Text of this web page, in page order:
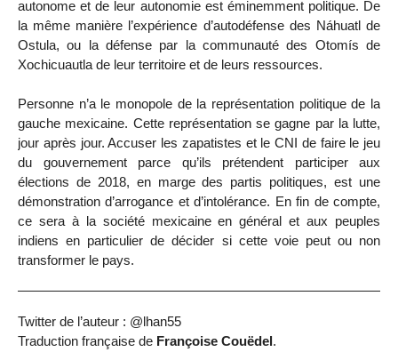
autonome et de leur autonomie est éminemment politique. De
la même manière l’expérience d’autodéfense des Náhuatl de
Ostula, ou la défense par la communauté des Otomís de
Xochicuautla de leur territoire et de leurs ressources.
Personne n’a le monopole de la représentation politique de la
gauche mexicaine. Cette représentation se gagne par la lutte,
jour après jour. Accuser les zapatistes et le CNI de faire le jeu
du gouvernement parce qu’ils prétendent participer aux
élections de 2018, en marge des partis politiques, est une
démonstration d’arrogance et d’intolérance. En fin de compte,
ce sera à la société mexicaine en général et aux peuples
indiens en particulier de décider si cette voie peut ou non
transformer le pays.
Twitter de l’auteur : @lhan55
Traduction française de Françoise Couëdel.